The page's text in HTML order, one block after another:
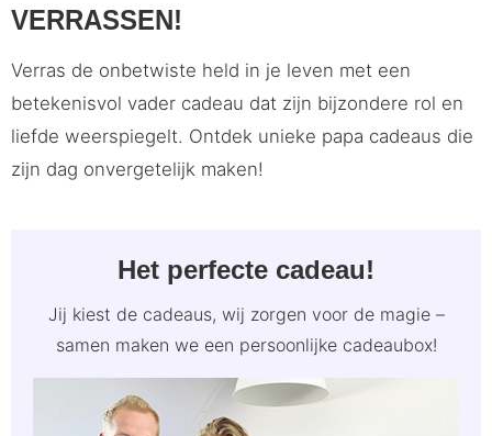
VERRASSEN!
Verras de onbetwiste held in je leven met een
betekenisvol vader cadeau dat zijn bijzondere rol en
liefde weerspiegelt. Ontdek unieke papa cadeaus die
zijn dag onvergetelijk maken!
Het perfecte cadeau!
Jij kiest de cadeaus, wij zorgen voor de magie –
samen maken we een persoonlijke cadeaubox!